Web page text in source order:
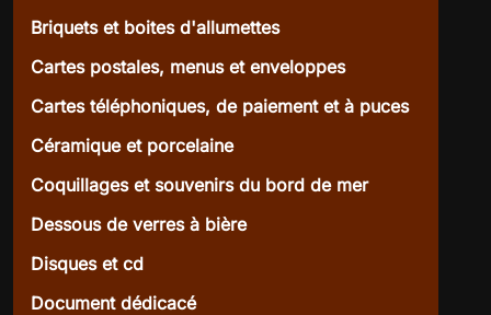
Briquets et boites d'allumettes
Cartes postales, menus et enveloppes
Cartes téléphoniques, de paiement et à puces
Céramique et porcelaine
Coquillages et souvenirs du bord de mer
Dessous de verres à bière
Disques et cd
Document dédicacé